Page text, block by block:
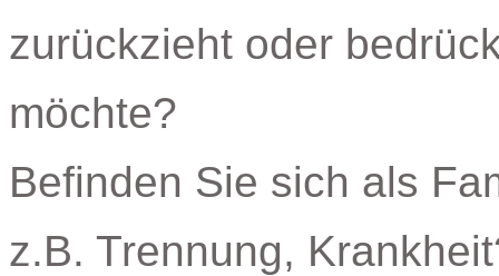
zurückzieht oder
möchte?
Befinden Sie sich als
z.B. Trennung,